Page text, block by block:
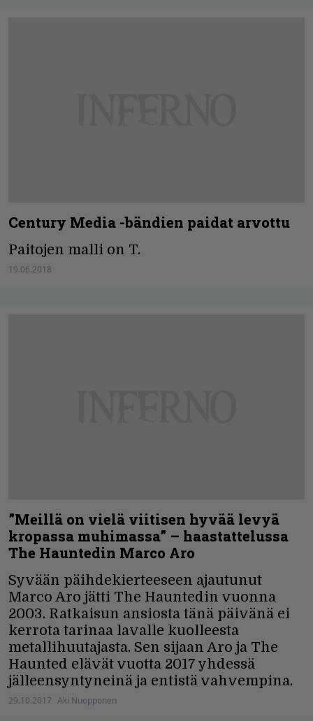
Century Media -bändien paidat arvottu
Paitojen malli on T.
19.06.2018
”Meillä on vielä viitisen hyvää levyä
kropassa muhimassa” – haastattelussa
The Hauntedin Marco Aro
Syvään päihdekierteeseen ajautunut
Marco Aro jätti The Hauntedin vuonna
2003. Ratkaisun ansiosta tänä päivänä ei
kerrota tarinaa lavalle kuolleesta
metallihuutajasta. Sen sijaan Aro ja The
Haunted elävät vuotta 2017 yhdessä
jälleensyntyneinä ja entistä vahvempina.
29.10.2017 Aki Nuopponen